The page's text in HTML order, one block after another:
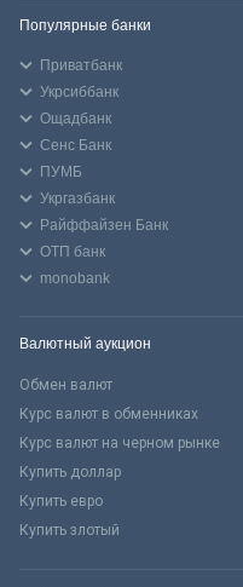
Популярные банки
Приватбанк
Укрсиббанк
Ощадбанк
Сенс Банк
ПУМБ
Укргазбанк
Райффайзен Банк
ОТП банк
monobank
Валютный аукцион
Обмен валют
Курс валют в обменниках
Курс валют на черном рынке
Купить доллар
Купить евро
Купить злотый